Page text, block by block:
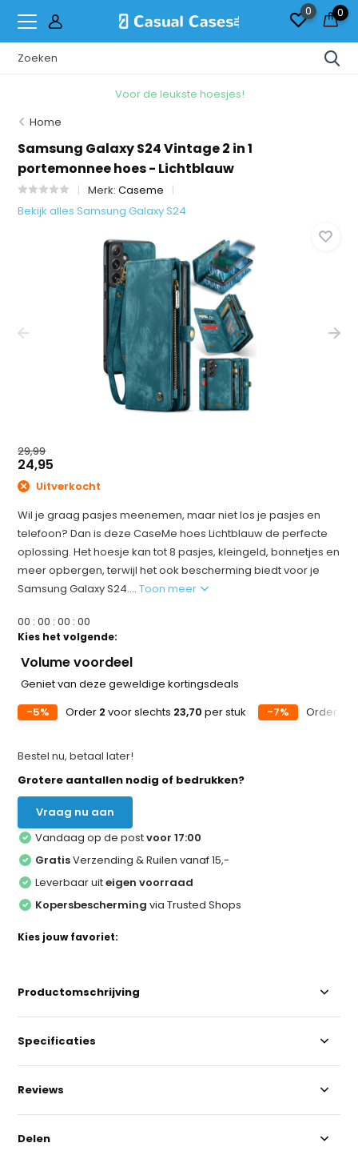
0 0
Voor de leukste hoesjes!
Home
Samsung Galaxy S24 Vintage 2 in 1
portemonnee hoes - Lichtblauw
Merk:Caseme
Bekijk alles Samsung Galaxy S24
29,99
24,95
Uitverkocht
Wil je graag pasjes meenemen, maar niet los je pasjes en
telefoon? Dan is deze CaseMe hoes Lichtblauw de perfecte
oplossing. Het hoesje kan tot 8 pasjes, kleingeld, bonnetjes en
meer opbergen, terwijl het ook bescherming biedt voor je
Samsung Galaxy S24....Toon meer
00 :00 :00 :00
Kies het volgende:
Volume voordeel
Geniet van deze geweldige kortingsdeals
-5%
Order 2 voor slechts 23,70 per stuk -7% Order
Bestel nu, betaal later!
Grotere aantallen nodig of bedrukken?
Vraag nu aan
Vandaag op de postvoor 17:00
GratisVerzending & Ruilen vanaf 15,-
Leverbaar uiteigen voorraad
Kopersbescherming via Trusted Shops
Kies jouw favoriet:
Productomschrijving
Specificaties
Reviews
Delen